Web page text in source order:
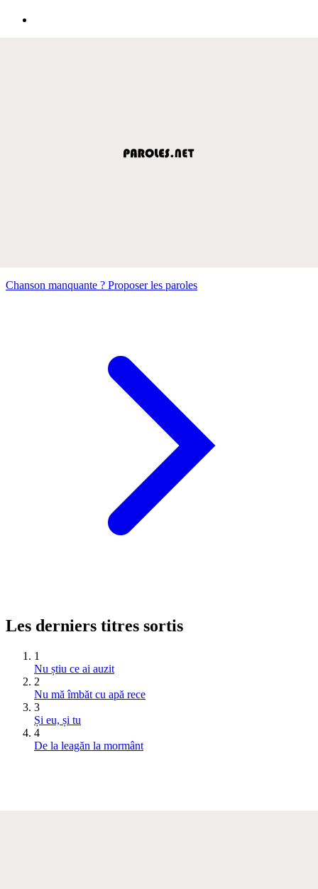
Chanson manquante ? Proposer les paroles
Les derniers titres sortis
1
Nu știu ce ai auzit
2
Nu mă îmbăt cu apă rece
3
Și eu, și tu
4
De la leagăn la mormânt